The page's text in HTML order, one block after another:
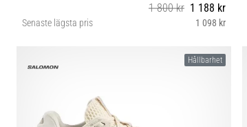
1 800 kr 1 188 kr
Senaste lägsta pris 1 098 kr
38 38⅔ 39⅓ 40 40⅔ 41⅓ 42 42⅔ 44 44⅔ 45⅓ 46
Hållbarhet